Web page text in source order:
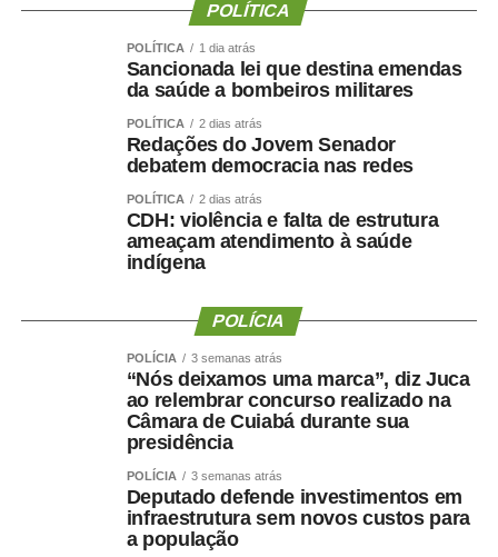
As chuvas fora de época, porém, prejudicaram a retirada
do café das lavouras e a secagem nos terreiros. O
excesso de umidade também aumentou a queda de frutos
no solo, o que pode comprometer a qualidade de parte
dos lotes e reduzir a disponibilidade de cafés de melhor
O problema atingiu principalmente áreas do Sul de
Minas, maior região produtora de arábica do País. O
tempo seco dos últimos dias permitiu a retomada dos
A entrada mais lenta do café novo mantém o mercado
atento à oferta brasileira. Os estoques certificados na
Bolsa de Nova York permanecem baixos, o que aumenta
a reação das cotações a qualquer problema climático ou
sinal de perda de qualidade.
A Conab estima que o Brasil produza 45,8 milhões de
sacas de arábica em 2026, crescimento de 28% sobre o
ano anterior. Para o canéfora, a previsão é de 20,9
POLÍTICA
POLÍTICA 1 dia atrás
Sancionada lei que destina emendas
da saúde a bombeiros militares
POLÍTICA 2 dias atrás
Redações do Jovem Senador
debatem democracia nas redes
POLÍTICA 2 dias atrás
CDH: violência e falta de estrutura
ameaçam atendimento à saúde
indígena
POLÍCIA
POLÍCIA 3 semanas atrás
“Nós deixamos uma marca”, diz Juca
ao relembrar concurso realizado na
Câmara de Cuiabá durante sua
presidência
POLÍCIA 3 semanas atrás
Deputado defende investimentos em
infraestrutura sem novos custos para
a população